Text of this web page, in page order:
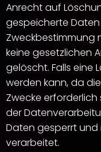
Anrecht auf
gespeicherte Daten
Zweckbestimmung
keine gesetzlichen
gelöscht. Falls eine
werden kann, da
Zwecke
der
Daten gesperrt
verarbeitet.